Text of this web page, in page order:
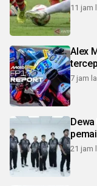
11 jam
Alex
7 jam
21 jam